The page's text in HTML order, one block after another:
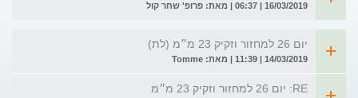
16/03/2019 | 06:37 | מאת: פרופ' שחר קול
יום 26 למחזור וזקיק 23 מ״מ (לת)
14/03/2019 | 11:39 | מאת: Tomme
RE: יום 26 למחזור וזקיק 23 מ״מ